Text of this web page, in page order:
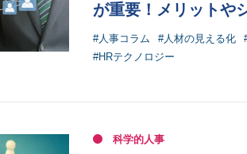
が重要！メリットや
#人事コラム #人材の見える化
#HRテクノロジー
科学的人事